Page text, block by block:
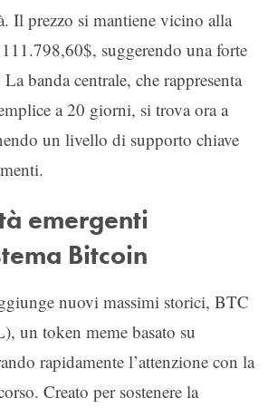
Il prezzo si mantiene vicino alla
suggerendo una forte
banda centrale, che rappresenta
a 20 giorni, si trova ora a
un livello di supporto chiave
emergenti
Bitcoin
nuovi massimi storici, BTC
un token meme basato su
rapidamente l’attenzione con la
Creato per sostenere la